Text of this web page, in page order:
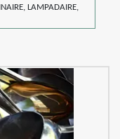
LAMPADAIRE,